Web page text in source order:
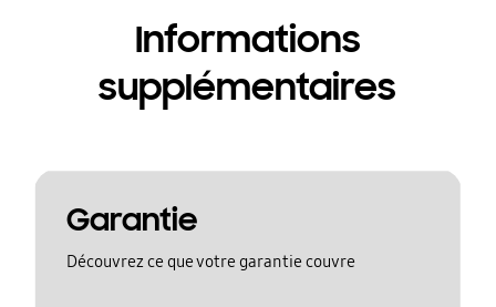
Informations
supplémentaires
Garantie
Découvrez ce que votre garantie couvre